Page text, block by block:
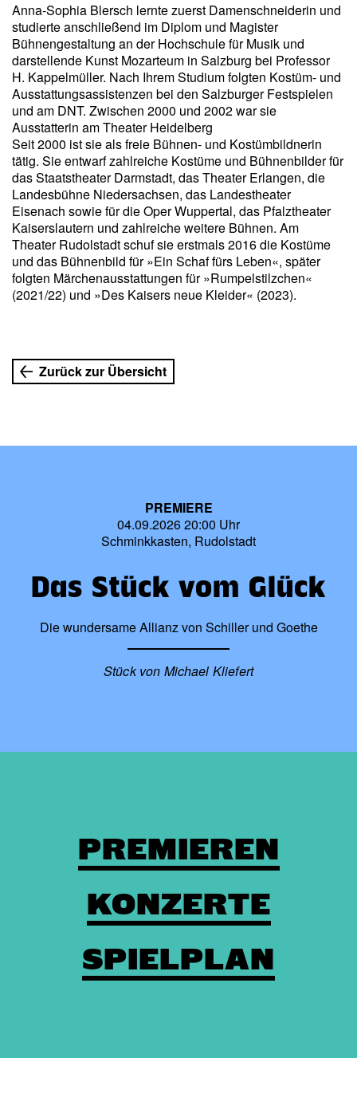
Anna-Sophia Blersch lernte zuerst Damenschneiderin und
studierte anschließend im Diplom und Magister
Bühnengestaltung an der Hochschule für Musik und
darstellende Kunst Mozarteum in Salzburg bei Professor
H. Kappelmüller. Nach Ihrem Studium folgten Kostüm- und
Ausstattungsassistenzen bei den Salzburger Festspielen
und am DNT. Zwischen 2000 und 2002 war sie
Ausstatterin am Theater Heidelberg
Seit 2000 ist sie als freie Bühnen- und Kostümbildnerin
tätig. Sie entwarf zahlreiche Kostüme und Bühnenbilder für
das Staatstheater Darmstadt, das Theater Erlangen, die
Landesbühne Niedersachsen, das Landestheater
Eisenach sowie für die Oper Wuppertal, das Pfalztheater
Kaiserslautern und zahlreiche weitere Bühnen. Am
Theater Rudolstadt schuf sie erstmals 2016 die Kostüme
und das Bühnenbild für »Ein Schaf fürs Leben«, später
folgten Märchenausstattungen für »Rumpelstilzchen«
(2021/22) und »Des Kaisers neue Kleider« (2023).
Zurück zur Übersicht
PREMIERE
04.09.2026 20:00 Uhr
Schminkkasten, Rudolstadt
Das Stück vom Glück
Die wundersame Allianz von Schiller und Goethe
Stück von Michael Kliefert
PREMIEREN
KONZERTE
SPIELPLAN